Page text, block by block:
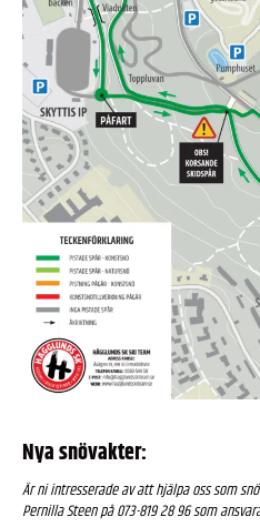
Nya snövakter:
Är ni intresserade av att hjälpa oss som
Pernilla Steen på 073-819 28 96 som